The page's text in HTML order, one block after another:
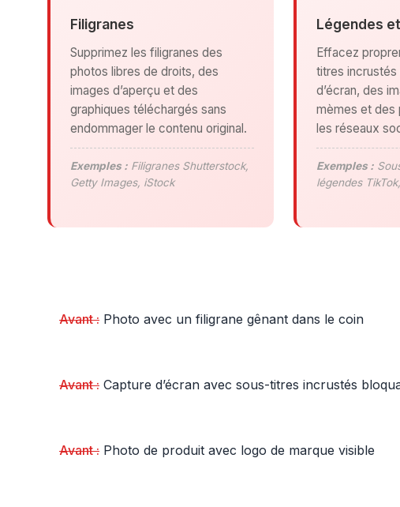
Filigranes
Supprimez les filigranes des
photos libres de droits, des
images d’aperçu et des
graphiques téléchargés sans
endommager le contenu original.
Exemples : Filigranes Shutterstock,
Getty Images, iStock
Légendes
Effacez
titres
d’écran, des
mèmes et des
les réseaux
Exemples :
légendes
Avant : Photo avec un filigrane gênant dans le coin
Avant : Capture d’écran avec sous-titres incrustés
Avant : Photo de produit avec logo de marque visible